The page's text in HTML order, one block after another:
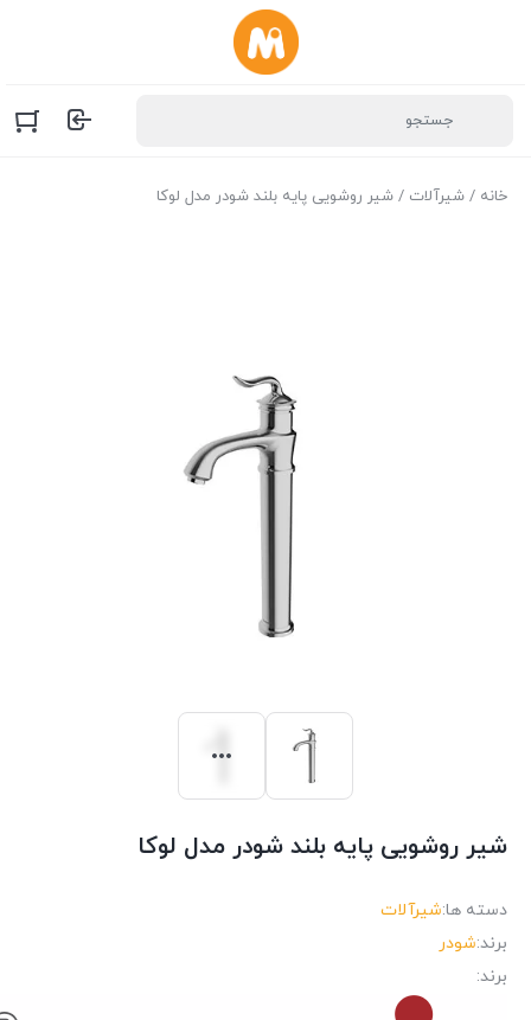
خانه / شیرآلات / شیر روشویی پایه بلند شودر مدل لوکا
شیر روشویی پایه بلند شودر مدل لوکا
دسته ها:شیرآلات
برند:شودر
برند: